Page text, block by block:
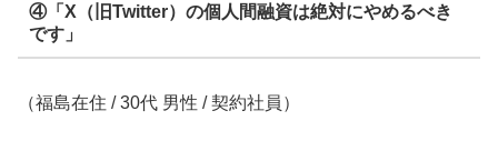
④「X（旧Twitter）の個人間融資は絶対にやめるべき
です」
（福島在住 / 30代 男性 / 契約社員）